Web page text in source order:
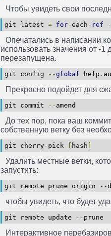
Чтобы увидеть свои
git latest = for-each - ref
Опечатались в написании
использовать значения от -1
перезапущена.
git config --global help .
Прекрасно подойдет для
git commit -- amend
До тех пор, пока ваш
собственную ветку без
git cherry- pick [ hash ]
Удалить местные ветки,
запустить:
git remote prune origin --
чтобы увидеть, что будет
git remote update -- prune
Интерактивное